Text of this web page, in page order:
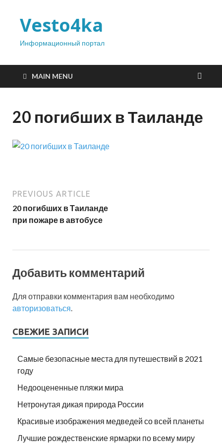
Vesto4ka
Информационный портал
MAIN MENU
20 погибших в Таиланде
PREVIOUS ARTICLE
20 погибших в Таиланде
при пожаре в автобусе
Добавить комментарий
Для отправки комментария вам необходимо
авторизоваться
СВЕЖИЕ ЗАПИСИ
Самые безопасные места для путешествий в 2021
году
Недооцененные пляжи мира
Нетронутая дикая природа России
Красивые изображения медведей со всей планеты
Лучшие рождественские ярмарки по всему миру